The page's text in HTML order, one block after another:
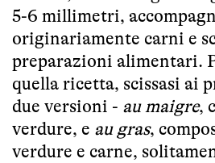
5-6 millimetri,
originariamente carni e
preparazioni alimentari.
quella ricetta, scissasi ai
due versioni - au maigre,
verdure, e au gras,
verdure e carne,